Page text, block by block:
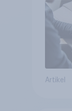
Artikel